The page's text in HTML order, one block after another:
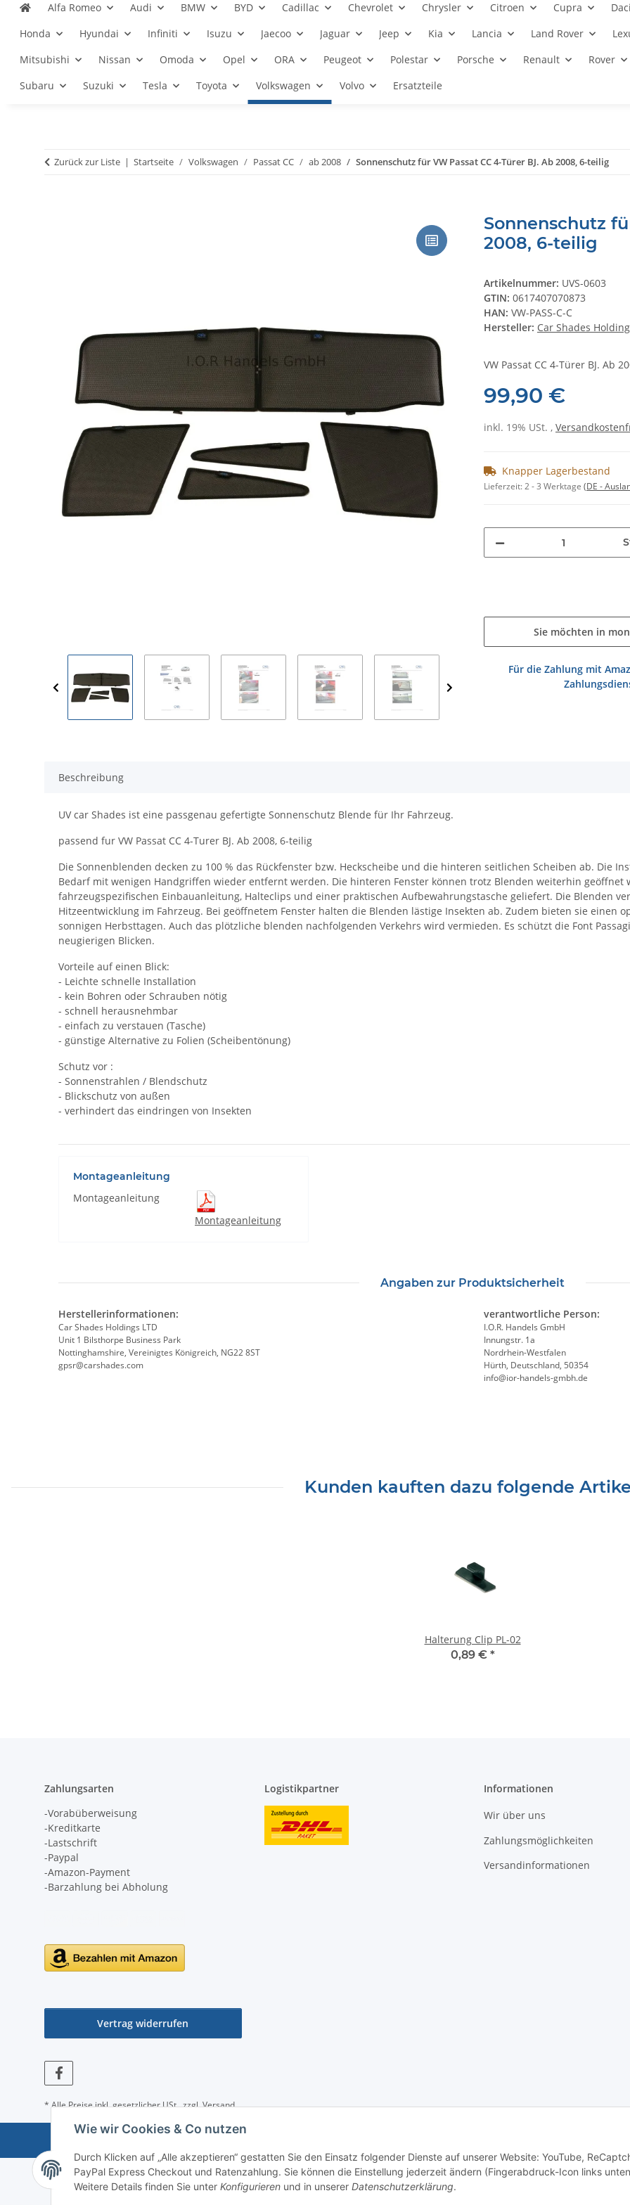
Wie wir Cookies & Co nutzen
Durch Klicken auf „Alle akzeptieren“ gestatten Sie den Einsatz folgender Dienste auf unserer Website: YouTube,
PayPal Express Checkout und Ratenzahlung. Sie können die Einstellung jederzeit ändern (Fingerabdruck-Icon links
Weitere Details finden Sie unter Konfigurieren und in unserer Datenschutzerklärung.
Alfa Romeo Audi BMW BYD Cadillac Chevrolet Chrysler Citroen Cupra
Honda
Hyundai Infiniti Isuzu Jaecoo Jaguar Jeep Kia Lancia Land Rover
Mitsubishi
Nissan Omoda Opel ORA Peugeot Polestar Porsche Renault
Rover
Subaru
Suzuki Tesla Toyota Volkswagen Volvo Ersatzteile
Zurück zur Liste Startseite Volkswagen Passat CC ab 2008 Sonnenschutz für VW Passat CC 4-Türer BJ. Ab 2008, 6-teilig
Sonnenschutz
2008, 6-teilig
Artikelnummer: UVS-0603
GTIN: 0617407070873
HAN: VW-PASS-C-C
Hersteller: Car Shades
VW Passat CC 4-Türer BJ. Ab
99,90 €
inkl. 19% USt. ,
Knapper Lagerbestand
Lieferzeit:2 - 3 Werktage (DE -
Sie möchten in
Für die Zahlung mit
Beschreibung
UV car Shades ist eine passgenau gefertigte Sonnenschutz Blende für Ihr Fahrzeug.
passend fur VW Passat CC 4-Turer BJ. Ab 2008, 6-teilig
Die Sonnenblenden decken zu 100 % das Rückfenster bzw. Heckscheibe und die hinteren seitlichen Scheiben ab. Die
Bedarf mit wenigen Handgriffen wieder entfernt werden. Die hinteren Fenster können trotz Blenden weiterhin geöffnet
fahrzeugspezifischen Einbauanleitung, Halteclips und einer praktischen Aufbewahrungstasche geliefert. Die Blenden
Hitzeentwicklung im Fahrzeug. Bei geöffnetem Fenster halten die Blenden lästige Insekten ab. Zudem bieten sie einen
sonnigen Herbsttagen. Auch das plötzliche blenden nachfolgenden Verkehrs wird vermieden. Es schützt die Font
neugierigen Blicken.
Vorteile auf einen Blick:
- Leichte schnelle Installation
- kein Bohren oder Schrauben nötig
- schnell herausnehmbar
- einfach zu verstauen (Tasche)
- günstige Alternative zu Folien (Scheibentönung)
Schutz vor :
- Sonnenstrahlen / Blendschutz
- Blickschutz von außen
- verhindert das eindringen von Insekten
Montageanleitung
Montageanleitung
Montageanleitung
Angaben zur Produktsicherheit
Herstellerinformationen:
Car Shades Holdings LTD
Unit 1 Bilsthorpe Business Park
Nottinghamshire, Vereinigtes Königreich, NG22 8ST
gpsr@carshades.com
verantwortliche Person:
I.O.R. Handels GmbH
Innungstr. 1a
Nordrhein-Westfalen
Hürth, Deutschland, 50354
info@ior-handels-gmbh.de
Kunden kauften dazu folgende
Halterung Clip PL-02
0,89 € *
Zahlungsarten
-Vorabüberweisung
-Kreditkarte
-Lastschrift
-Paypal
-Amazon-Payment
-Barzahlung bei Abholung
Logistikpartner Informationen
Wir über uns
Zahlungsmöglichkeiten
Versandinformationen
Vertrag widerrufen
* Alle Preise inkl. gesetzlicher USt., zzgl.Versand